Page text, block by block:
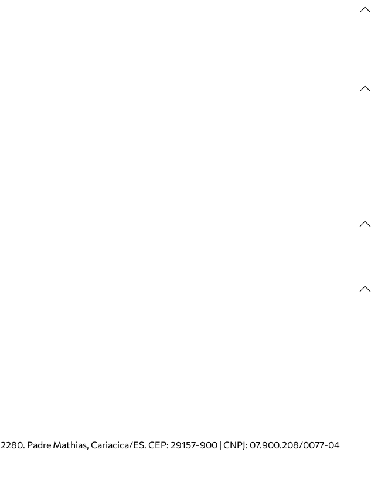
Padre Mathias, Cariacica/ES. CEP: 29157-900 | CNPJ: 07.900.208/0077-04